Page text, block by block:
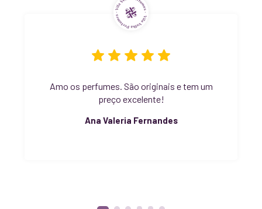
Amo os perfumes. São originais e tem um
preço excelente!
Ana Valeria Fernandes